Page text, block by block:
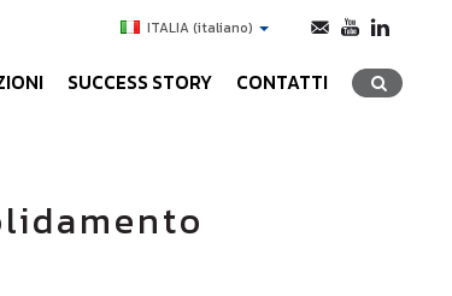
ITALIA(italiano)
SUCCESS STORY CONTATTI